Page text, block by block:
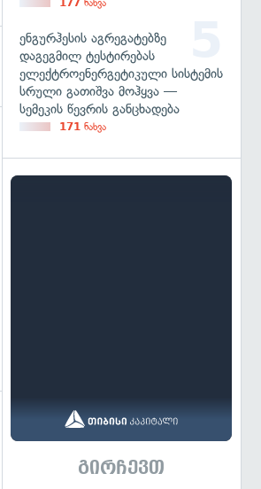
177 ნახვა
ენგურჰესის აგრეგატებზე
დაგეგმილ ტესტირებას
ელექტროენერგეტიკული სისტემის
სრული გათიშვა მოჰყვა —
სემეკის წევრის განცხადება
171 ნახვა
გირჩევთ